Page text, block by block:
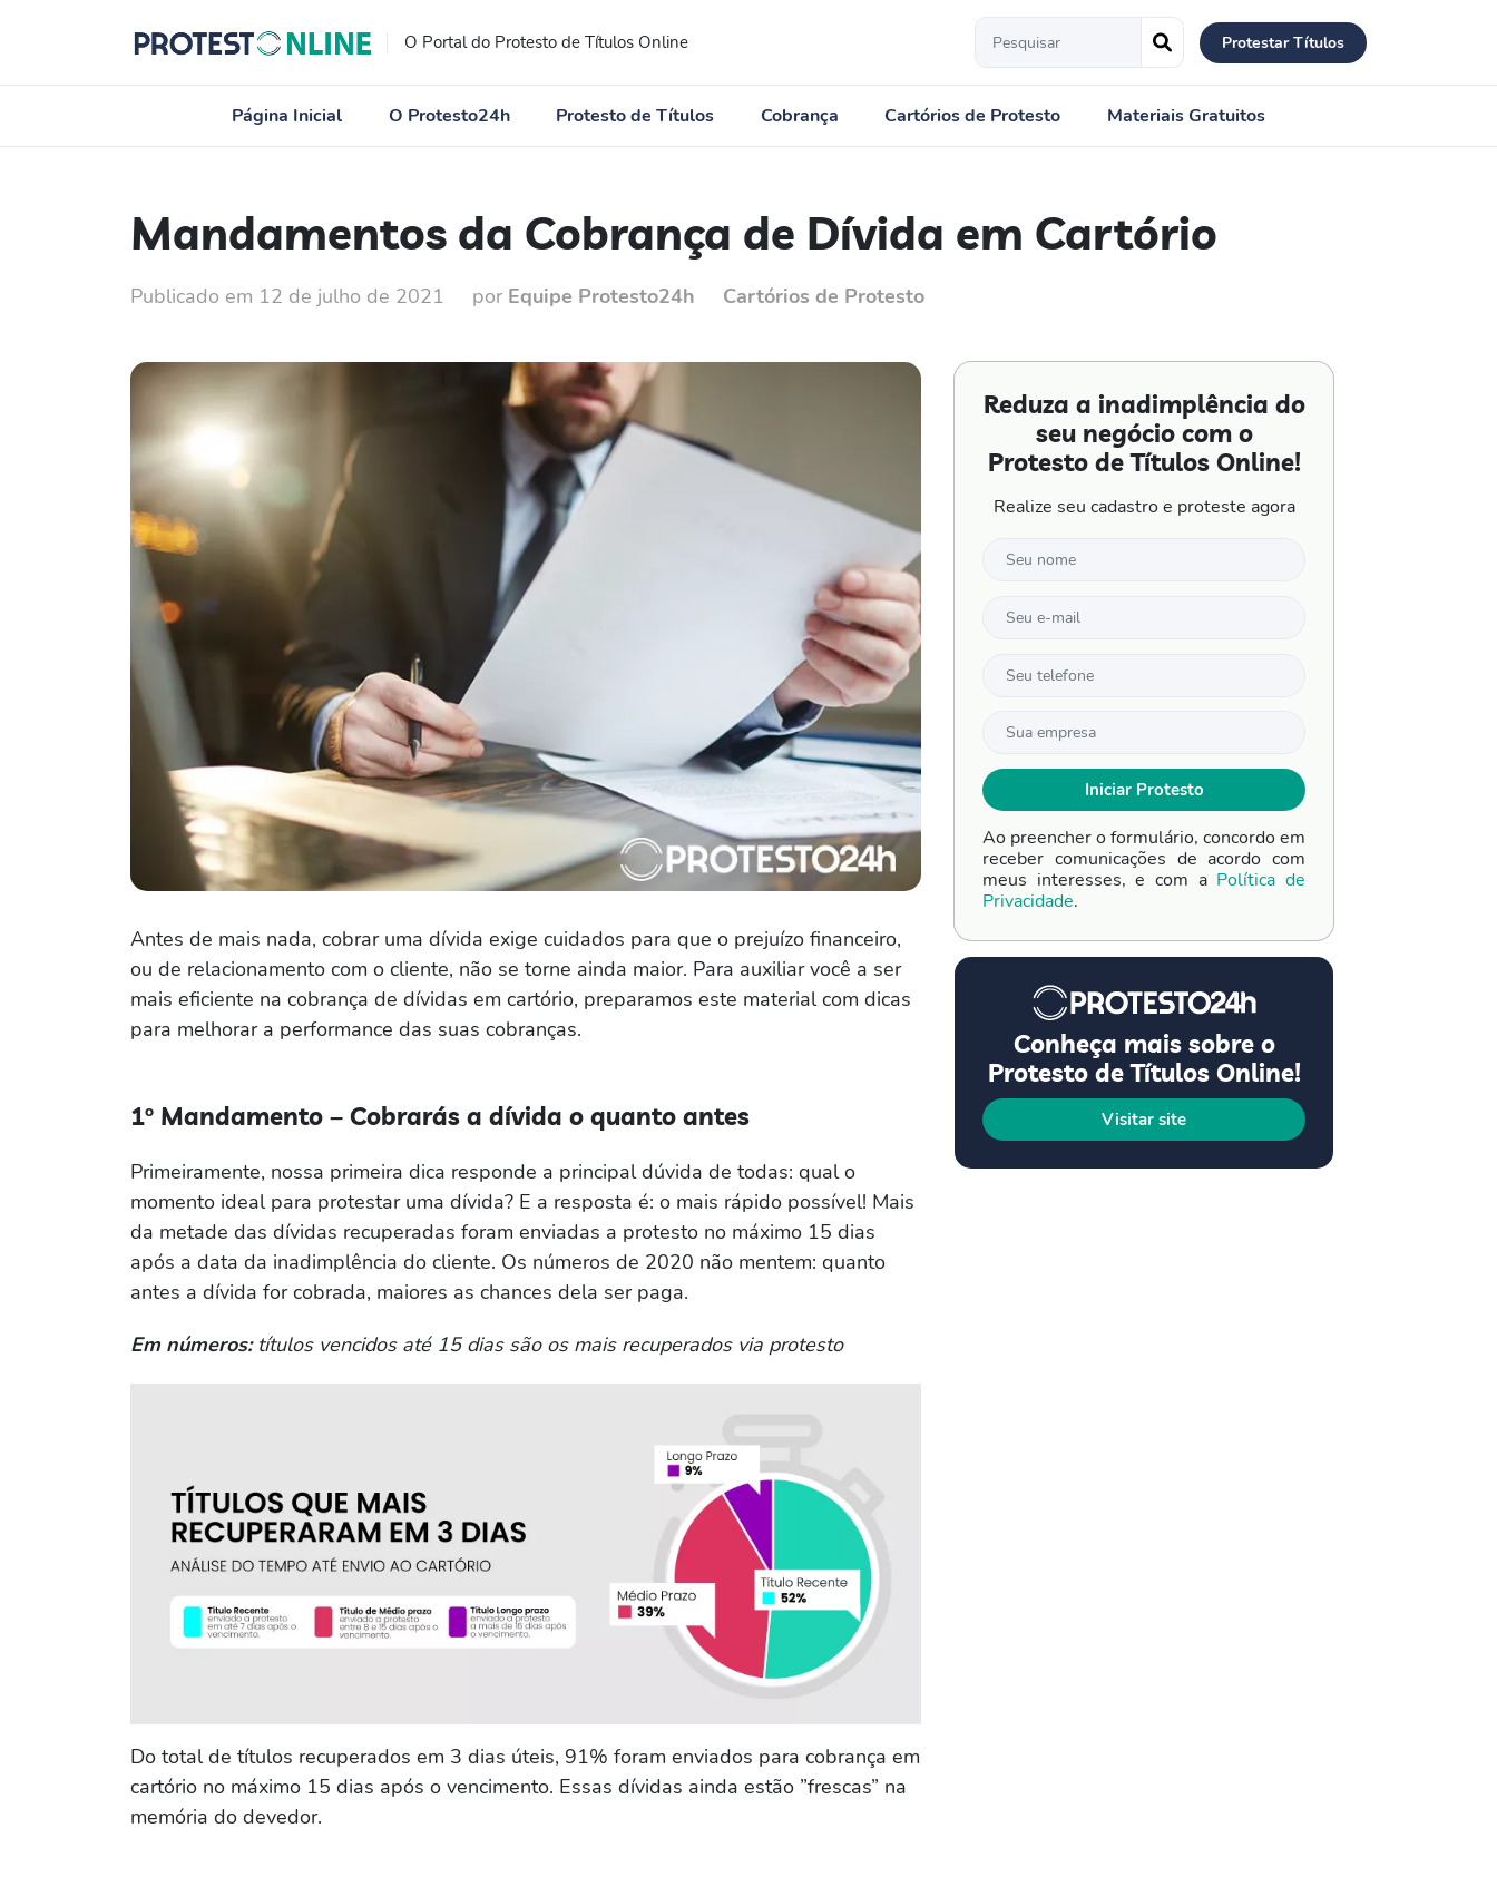
O Portal do Protesto de Títulos Online Protestar Títulos
Página Inicial O Protesto24h Protesto de Títulos Cobrança Cartórios de Protesto Materiais Gratuitos
Mandamentos da Cobrança de Dívida em Cartório
Publicado em 12 de julho de 2021 por Equipe Protesto24h Cartórios de Protesto
Antes de mais nada, cobrar uma dívida exige cuidados para que o prejuízo financeiro,
ou de relacionamento com o cliente, não se torne ainda maior. Para auxiliar você a ser
mais eficiente na cobrança de dívidas em cartório, preparamos este material com dicas
para melhorar a performance das suas cobranças.
1º Mandamento – Cobrarás a dívida o quanto antes
Primeiramente, nossa primeira dica responde a principal dúvida de todas: qual o
momento ideal para protestar uma dívida? E a resposta é: o mais rápido possível! Mais
da metade das dívidas recuperadas foram enviadas a protesto no máximo 15 dias
após a data da inadimplência do cliente. Os números de 2020 não mentem: quanto
antes a dívida for cobrada, maiores as chances dela ser paga.
Em números: títulos vencidos até 15 dias são os mais recuperados via protesto
Do total de títulos recuperados em 3 dias úteis, 91% foram enviados para cobrança em
cartório no máximo 15 dias após o vencimento. Essas dívidas ainda estão ”frescas” na
memória do devedor.
Reduza a inadimplência do
seu negócio com o
Protesto de Títulos Online!
Realize seu cadastro e proteste agora
Ao preencher o formulário, concordo em
receber comunicações de acordo com
meus interesses, e com a Política de
Privacidade.
Conheça mais sobre o
Protesto de Títulos Online!
Visitar site